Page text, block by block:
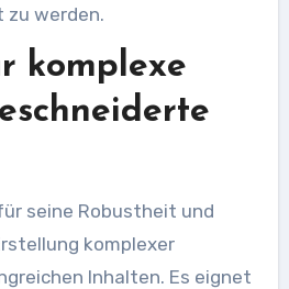
werden.
komplexe
seine Robustheit und
komplexer
Inhalten. Es eignet